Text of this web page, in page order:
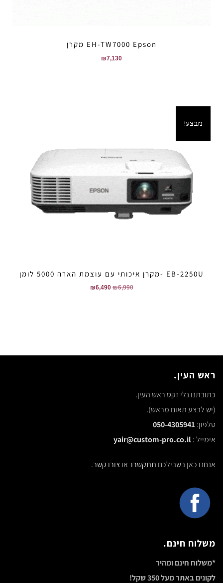
EH-TW7000 Epson מקרן
₪7,130
מבצע!
EB-2250U -מקרן איכותי עם עוצמת הארה 5000 לומן
₪6,990
₪6,490
ראש העין.
כתובתנו נלי זקס ראש העין.
(יש לבצע תאום מראש).
טלפון: 050-4305941
אימייל :yair@custom-pro.co.il
אנחנו כאן בשבילכם תתקשרו אוצורו קשר.
משלוח חינם.
*משלוח חינם ומהיר
לקונים באתר מעל 350 שקל!